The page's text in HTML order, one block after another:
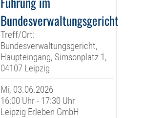
Bundesverwaltungsgericht
Treff/Ort:
Bundesverwaltungsgericht,
Haupteingang, Simsonplatz 1,
04107 Leipzig
Mi, 03.06.2026
16:00 Uhr - 17:30 Uhr
Leipzig Erleben GmbH